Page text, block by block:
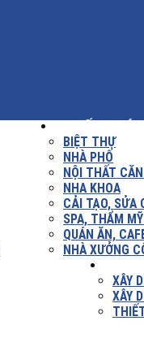
BIỆT THỰ
NHÀ PHỐ
NỘI THẤT
NHA KHOA
CẢI TẠO, SỬA
SPA, THẨM
QUÁN ĂN,
NHÀ XƯỞNG
XÂY
XÂY